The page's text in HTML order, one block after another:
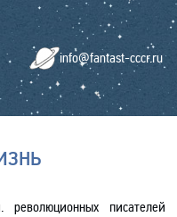
info@fantast-cccr.ru
революционных писателей